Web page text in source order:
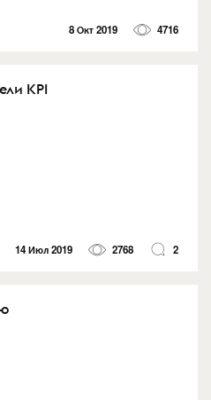
8 Окт 2019 4716
KPI
14 Июл 2019 2768 2